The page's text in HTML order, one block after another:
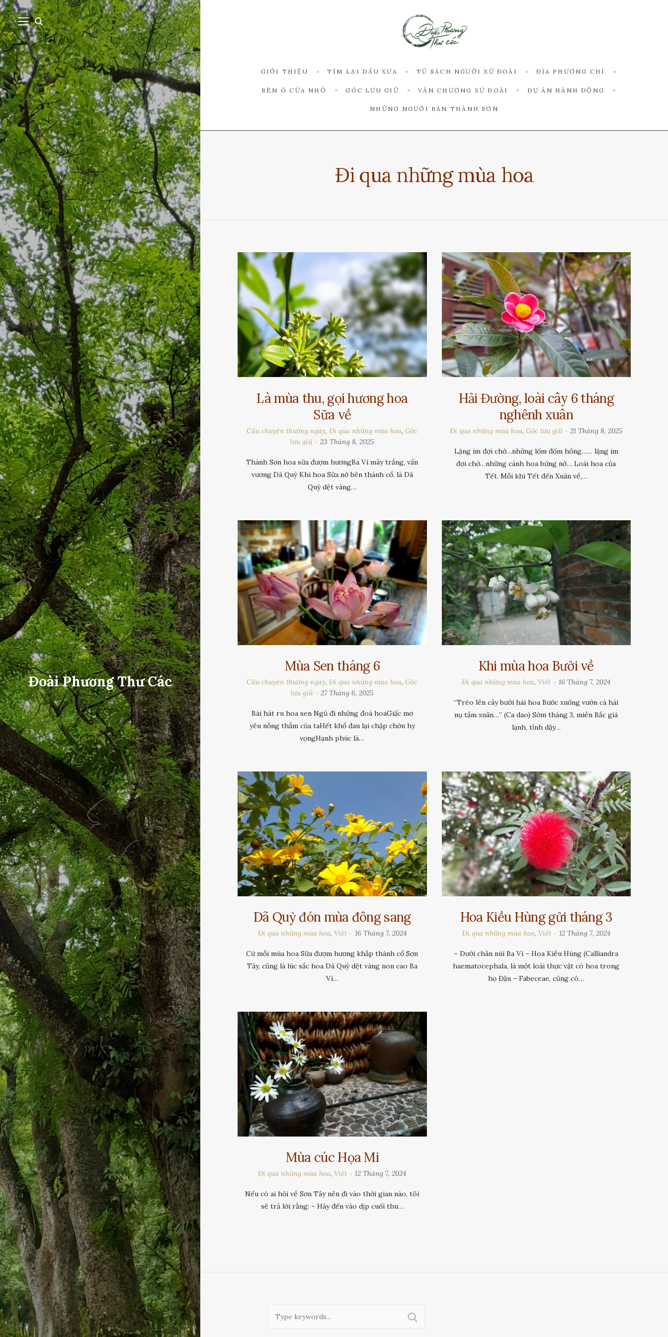
Đoài Phương Thư Các
GIỚI THIỆU TÌM LẠI DẤU XƯA TỦ SÁCH NGƯỜI XỨ ĐOÀI ĐỊA PHƯƠNG CHÍ
BÊN Ô CỬA NHỎ GÓC LƯU GIỮ VĂN CHƯƠNG XỨ ĐOÀI DỰ ÁN HÀNH ĐỘNG
NHỮNG NGƯỜI BẠN THÀNH SƠN
Đi qua những mùa hoa
Là mùa thu, gọi hương hoa
Sữa về
Câu chuyện thường ngày,Đi qua những mùa hoa,Góc
lưu giữ
23 Tháng 8, 2025
Thành Sơn hoa sữa đượm hươngBa Vì mây trắng, vấn
vương Dã Quỳ Khi hoa Sữa nở bên thành cổ, là Dã
Quỳ dệt vàng…
Hải Đường, loài cây 6 tháng
nghênh xuân
Đi qua những mùa hoa,Góc lưu giữ 21 Tháng 8, 2025
Lặng im đợi chờ…những lốm đốm hồng…… lặng im
đợi chờ…những cánh hoa bừng nở… Loài hoa của
Tết. Mỗi khi Tết đến Xuân về,…
Mùa Sen tháng 6
Câu chuyện thường ngày,Đi qua những mùa hoa,Góc
lưu giữ
27 Tháng 6, 2025
Bài hát ru hoa sen Ngủ đi những đoá hoaGiấc mơ
yêu nồng thắm của taHết khổ đau lại chập chờn hy
vọngHạnh phúc là…
Khi mùa hoa Bưởi về
Đi qua những mùa hoa,Viết 16 Tháng 7, 2024
“Trèo lên cây bưởi hái hoa Bước xuống vườn cà hái
nụ tầm xuân…” (Ca dao) Sớm tháng 3, miền Bắc giá
lạnh, tỉnh dậy…
Dã Quỳ đón mùa đông sang
Đi qua những mùa hoa, Viết 16 Tháng 7, 2024
Cứ mỗi mùa hoa Sữa đượm hương khắp thành cổ Sơn
Tây, cũng là lúc sắc hoa Dã Quỳ dệt vàng non cao Ba
Vì…
Hoa Kiều Hùng gửi tháng 3
Đi qua những mùa hoa, Viết 12 Tháng 7, 2024
– Dưới chân núi Ba Vì – Hoa Kiều Hùng (Calliandra
haematocephala, là một loài thực vật có hoa trong
họ Đậu – Fabeceae, cũng có…
Mùa cúc Họa Mi
Đi qua những mùa hoa,Viết 12 Tháng 7, 2024
Nếu có ai hỏi về Sơn Tây nên đi vào thời gian nào, tôi
sẽ trả lời rằng: – Hãy đến vào dịp cuối thu…